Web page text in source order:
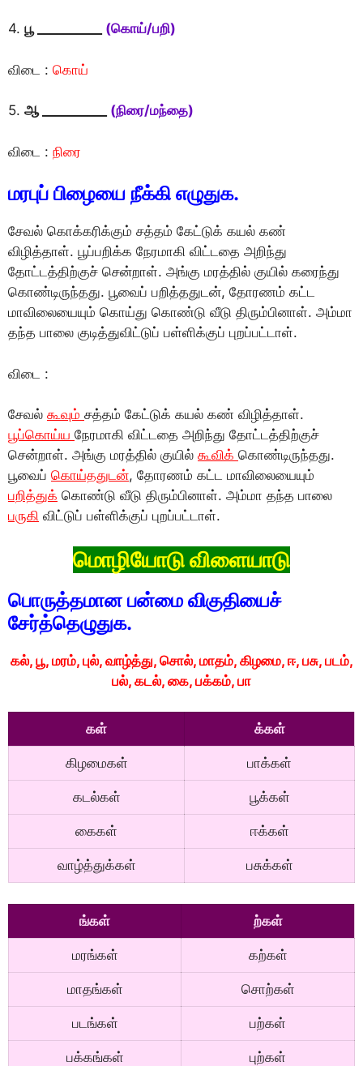
4. பூ __________ (கொய்/பறி)
விடை : கொய்
5. ஆ __________ (நிரை/மந்தை)
விடை : நிரை
மரபுப் பிழையை நீக்கி எழுதுக.
சேவல் கொக்கரிக்கும் சத்தம் கேட்டுக் கயல் கண்
விழித்தாள். பூப்பறிக்க நேரமாகி விட்டதை அறிந்து
தோட்டத்திற்குச் சென்றாள். அங்கு மரத்தில் குயில் கரைந்து
கொண்டிருந்தது. பூவைப் பறித்ததுடன், தோரணம் கட்ட
மாவிலையையும் கொய்து கொண்டு வீடு திரும்பினாள். அம்மா
தந்த பாலை குடித்துவிட்டுப் பள்ளிக்குப் புறப்பட்டாள்.
விடை :
சேவல் கூவும் சத்தம் கேட்டுக் கயல் கண் விழித்தாள்.
பூப்கொய்ய நேரமாகி விட்டதை அறிந்து தோட்டத்திற்குச்
சென்றாள். அங்கு மரத்தில் குயில் கூவிக் கொண்டிருந்தது.
பூவைப் கொய்ததுடன், தோரணம் கட்ட மாவிலையையும்
பறித்துக் கொண்டு வீடு திரும்பினாள். அம்மா தந்த பாலை
பருகி விட்டுப் பள்ளிக்குப் புறப்பட்டாள்.
மொழியோடு விளையாடு
பொருத்தமான பன்மை விகுதியைச்
சேர்த்தெழுதுக.
கல், பூ, மரம், புல், வாழ்த்து, சொல், மாதம், கிழமை, ஈ, பசு, படம்,
பல், கடல், கை, பக்கம், பா
கள் க்கள்
கிழமைகள் பாக்கள்
கடல்கள் பூக்கள்
கைகள் ஈக்கள்
வாழ்த்துக்கள் பசுக்கள்
ங்கள் ற்கள்
மரங்கள் கற்கள்
மாதங்கள் சொற்கள்
படங்கள் பற்கள்
பக்கங்கள் புற்கள்